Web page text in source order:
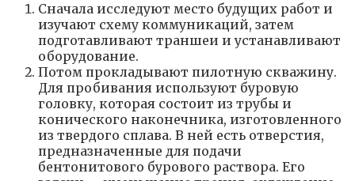
Сначала исследуют место будущих работ и
изучают схему коммуникаций, затем
подготавливают траншеи и устанавливают
оборудование.
Потом прокладывают пилотную скважину.
Для пробивания используют буровую
головку, которая состоит из трубы и
конического наконечника, изготовленного
из твердого сплава. В ней есть отверстия,
предназначенные для подачи
бентонитового бурового раствора. Его